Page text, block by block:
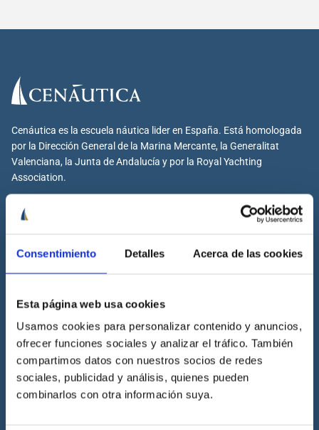
Consentimiento Detalles Acerca de las cookies
Esta página web usa cookies
Usamos cookies para personalizar contenido y anuncios,
ofrecer funciones sociales y analizar el tráfico. También
compartimos datos con nuestros socios de redes
sociales, publicidad y análisis, quienes pueden
combinarlos con otra información suya.
Cenáutica es la escuela náutica lider en España. Está homologada
por la Dirección General de la Marina Mercante, la Generalitat
Valenciana, la Junta de Andalucía y por la Royal Yachting
Association.
Cenáutica
Escuela náutica virtual
Contacta con Cenáutica
Historia de Cenáutica
Trabaja con Cenáutica
Sala de prensa